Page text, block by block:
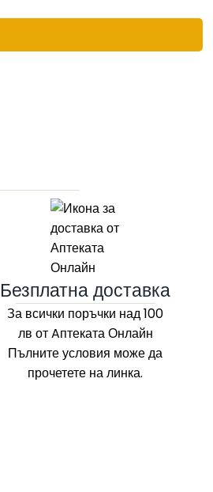
Безплатна доставка
За всички поръчки над 100
лв от Aптеката Онлайн
Пълните условия може да
прочетете на линка.